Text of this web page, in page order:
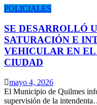
POLICIALES
SE DESARROLLÓ
SATURACIÓN E
VEHICULAR EN
CIUDAD
mayo 4, 2026
El Municipio de Quilmes
supervisión de la